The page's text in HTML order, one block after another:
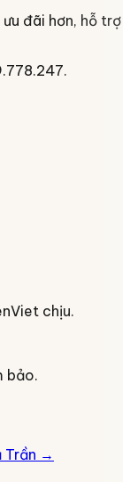
đãi hơn, hỗ trợ
chịu.
bảo.
Trần →